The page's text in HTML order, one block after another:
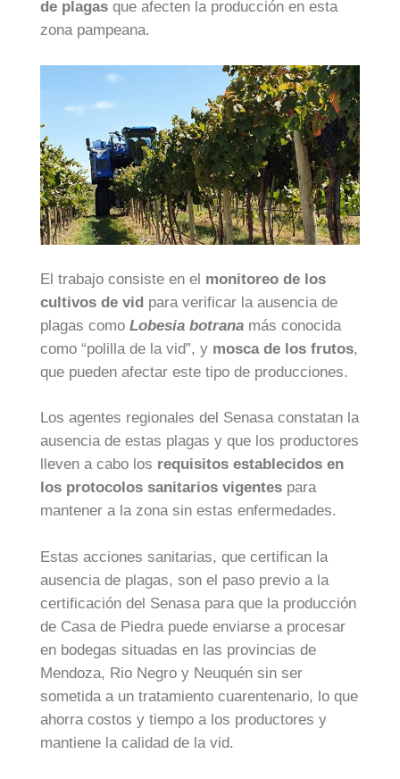
de plagas que afecten la producción en esta
zona pampeana.
El trabajo consiste en el monitoreo de los
cultivos de vid para verificar la ausencia de
plagas como Lobesia botrana más conocida
como “polilla de la vid”, y mosca de los frutos,
que pueden afectar este tipo de producciones.
Los agentes regionales del Senasa constatan la
ausencia de estas plagas y que los productores
lleven a cabo los requisitos establecidos en
los protocolos sanitarios vigentes para
mantener a la zona sin estas enfermedades.
Estas acciones sanitarias, que certifican la
ausencia de plagas, son el paso previo a la
certificación del Senasa para que la producción
de Casa de Piedra puede enviarse a procesar
en bodegas situadas en las provincias de
Mendoza, Rio Negro y Neuquén sin ser
sometida a un tratamiento cuarentenario, lo que
ahorra costos y tiempo a los productores y
mantiene la calidad de la vid.